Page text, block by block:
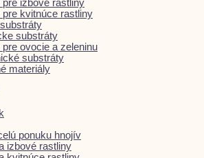
pre izbové rastliny
pre kvitnúce rastliny
substráty
ovocie a zeleninu
substráty
materiály
ponuku hnojív
izbové rastliny